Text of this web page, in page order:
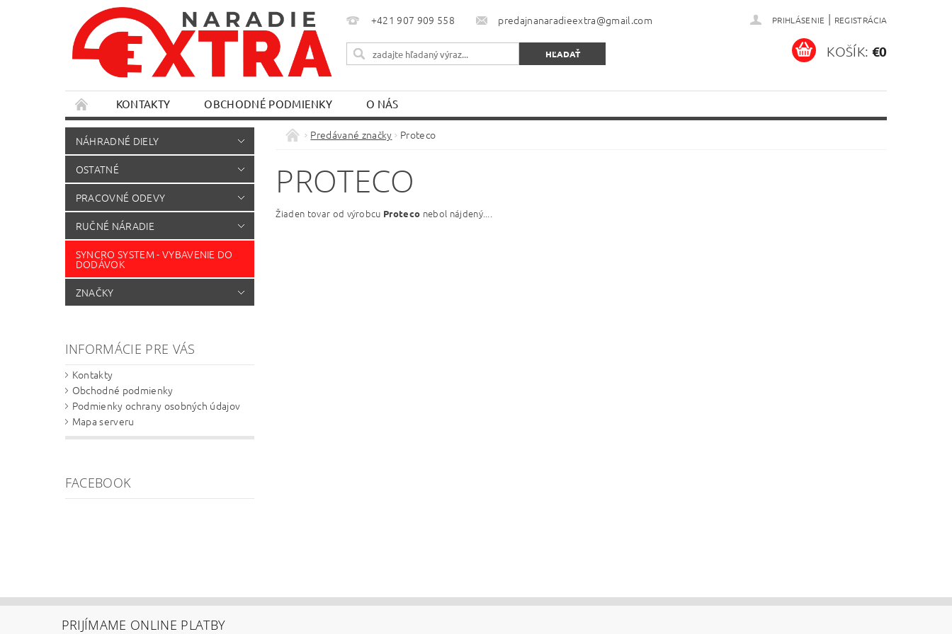
+421 907 909 558 predajnanaradieextra@gmail.com PRIHLÁSENIE | REGISTRÁCIA
KOŠÍK: €0
KONTAKTY OBCHODNÉ PODMIENKY O NÁS
NÁHRADNÉ DIELY
OSTATNÉ
PRACOVNÉ ODEVY
RUČNÉ NÁRADIE
SYNCRO SYSTEM - VYBAVENIE DO
DODÁVOK
ZNAČKY
INFORMÁCIE PRE VÁS
Kontakty
Obchodné podmienky
Podmienky ochrany osobných údajov
Mapa serveru
FACEBOOK
Predávané značky Proteco
PROTECO
Žiaden tovar od výrobcu Proteco nebol nájdený....
PRIJÍMAME ONLINE PLATBY